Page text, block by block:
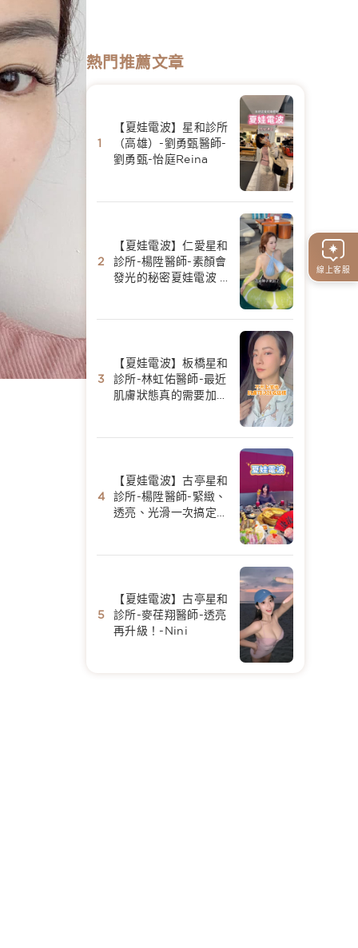
線上客服
熱門推薦文章
【夏娃電波】星和診所
（高雄）-劉勇甄醫師-
劉勇甄-怡庭Reina
【夏娃電波】仁愛星和
診所-楊陞醫師-素顏會
發光的秘密夏娃電波 -
【夏娃電波】板橋星和
診所-林虹佑醫師-最近
肌膚狀態真的需要加強
【夏娃電波】古亭星和
診所-楊陞醫師-緊緻、
透亮、光滑一次搞定｜
【夏娃電波】古亭星和
診所-麥荏翔醫師-透亮
再升級！-Nini